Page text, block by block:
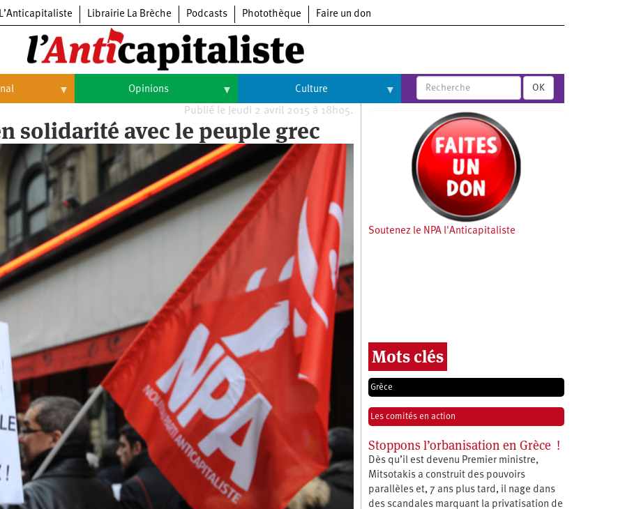
L’Anticapitaliste Librairie La Brèche Podcasts Photothèque Faire un don
Opinions
Opinions
Culture
Cinéma
Expositions
Musique
OK
Publié le Jeudi 2 avril 2015 à 18h05.
solidarité avec le peuple grec
Soutenez le NPA l'Anticapitaliste
Mots clés
Grèce
Les comités en action
Stoppons l’orbanisation en Grèce !
Dès qu’il est devenu Premier ministre,
Mitsotakis a construit des pouvoirs
parallèles et, 7 ans plus tard, il nage dans
des scandales marquant la privatisation de